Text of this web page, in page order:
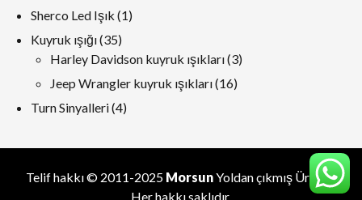
ürünler
Sherco Led Işık 11
Kuyruk ışığı 3535
ürünler
Harley Davidson kuyruk ışıkları 33
Jeep Wrangler kuyruk ışıkları 1616
Turn Sinyalleri 44
Telif hakkı © 2011-2025 MorsunYoldan çıkmış Üretici.
Her hakkı saklıdır.